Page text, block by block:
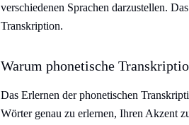
verschiedenen Sprachen darzustellen.
Transkription.
Warum phonetische
Das Erlernen der phonetischen
Wörter genau zu erlernen, Ihren Akzent